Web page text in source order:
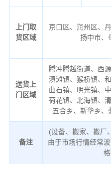
上门取
货区域
京口区、润州区、
扬中市、
送货上
门区域
腾冲腾越街道、西
滇滩镇、猴桥镇、
曲石镇、明光镇、
荷花镇、北海镇、
五合乡、新华乡、
备注
(设备、搬家、搬厂
由于市场行情经常